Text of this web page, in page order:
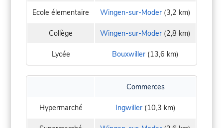
Ecole élementaire Wingen-sur-Moder (3,2 km)
Collège Wingen-sur-Moder (2,8 km)
Lycée Bouxwiller (13,6 km)
Commerces
Hypermarché Ingwiller(10,3 km)